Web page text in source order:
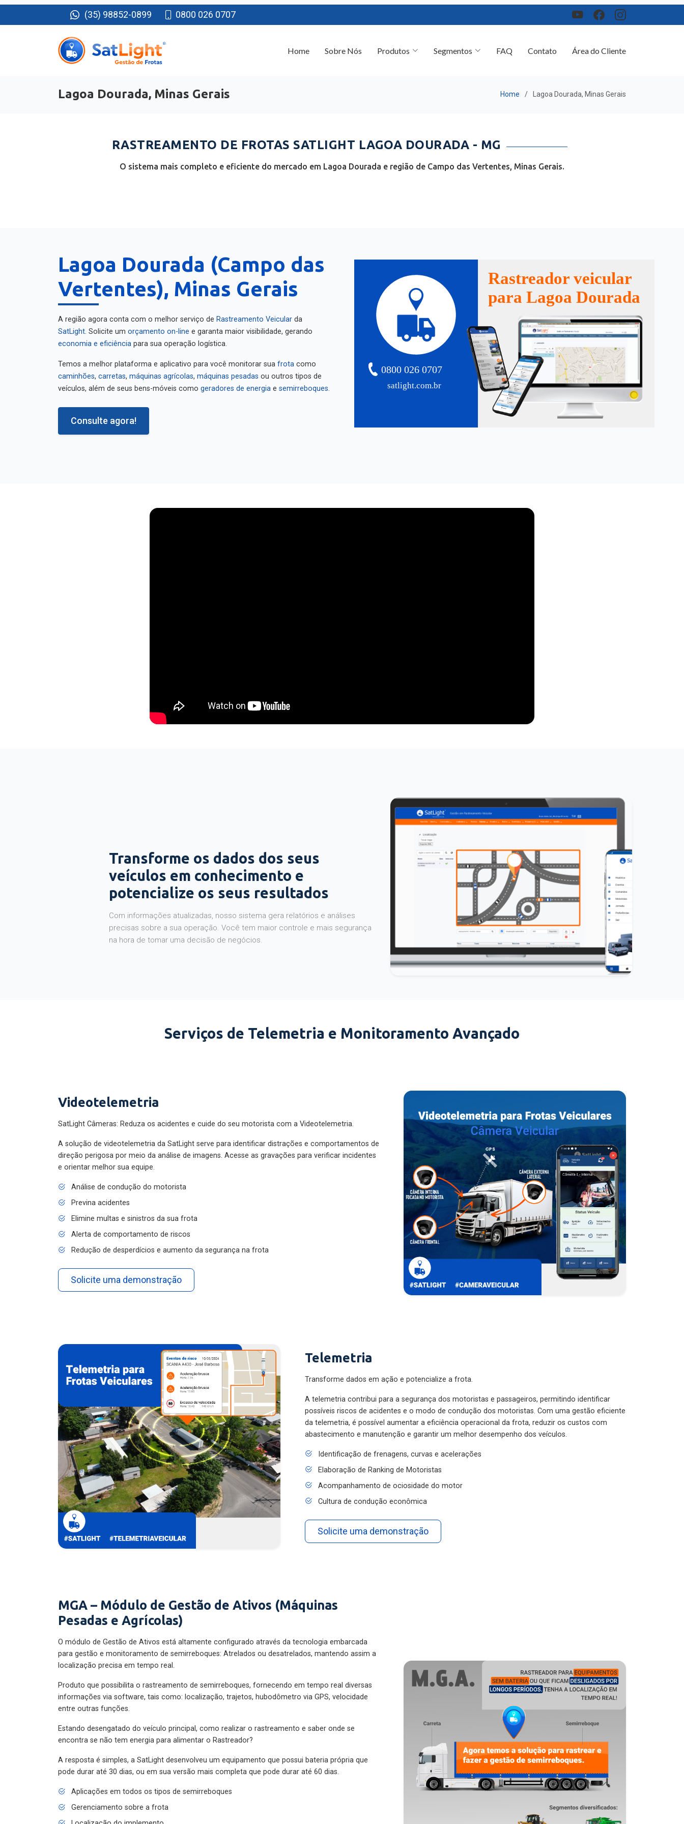
(35) 98852-0899 0800 026 0707
Área do Cliente
Lagoa Dourada, Minas Gerais Home Lagoa Dourada, Minas Gerais
RASTREAMENTO DE FROTAS SATLIGHT LAGOA DOURADA - MG
O sistema mais completo e eficiente do mercado em Lagoa Dourada e região de Campo das Vertentes, Minas Gerais.
Lagoa Dourada (Campo das
Vertentes), Minas Gerais
A região agora conta com o melhor serviço de Rastreamento Veicular da
SatLight . Solicite um orçamento on-line e garanta maior visibilidade, gerando
economia e eficiência para sua operação logística.
Temos a melhor plataforma e aplicativo para você monitorar sua frota como
caminhões carretas máquinas agrícolas máquinas pesadas ou outros tipos de
veículos, além de seus bens-móveis como geradores de energia e semirreboques
Consulte agora!
satlight.com.br
0800 026 0707
Rastreador veicular
para Lagoa Dourada
Transforme os dados dos seus
veículos em conhecimento e
potencialize os seus resultados
Com informações atualizadas, nosso sistema gera relatórios e análises
precisas sobre a sua operação. Você tem maior controle e mais segurança
na hora de tomar uma decisão de negócios.
Serviços de Telemetria e Monitoramento Avançado
Videotelemetria
SatLight Câmeras: Reduza os acidentes e cuide do seu motorista com a Videotelemetria.
A solução de videotelemetria da SatLight serve para identificar distrações e comportamentos de
direção perigosa por meio da análise de imagens. Acesse as gravações para verificar incidentes
e orientar melhor sua equipe.
Análise de condução do motorista
Previna acidentes
Elimine multas e sinistros da sua frota
Alerta de comportamento de riscos
Redução de desperdícios e aumento da segurança na frota
Solicite uma demonstração
Telemetria
Transforme dados em ação e potencialize a frota.
A telemetria contribui para a segurança dos motoristas e passageiros, permitindo identificar
possíveis riscos de acidentes e o modo de condução dos motoristas. Com uma gestão eficiente
da telemetria, é possível aumentar a eficiência operacional da frota, reduzir os custos com
abastecimento e manutenção e garantir um melhor desempenho dos veículos.
Identificação de frenagens, curvas e acelerações
Elaboração de Ranking de Motoristas
Acompanhamento de ociosidade do motor
Cultura de condução econômica
Solicite uma demonstração
MGA – Módulo de Gestão de Ativos (Máquinas
Pesadas e Agrícolas)
O módulo de Gestão de Ativos está altamente configurado através da tecnologia embarcada
para gestão e monitoramento de semirreboques: Atrelados ou desatrelados, mantendo assim a
localização precisa em tempo real.
Produto que possibilita o rastreamento de semirreboques, fornecendo em tempo real diversas
informações via software, tais como: localização, trajetos, hubodômetro via GPS, velocidade
entre outras funções.
Estando desengatado do veículo principal, como realizar o rastreamento e saber onde se
encontra se não tem energia para alimentar o Rastreador?
A resposta é simples, a SatLight desenvolveu um equipamento que possui bateria própria que
pode durar até 30 dias, ou em sua versão mais completa que pode durar até 60 dias.
Aplicações em todos os tipos de semirreboques
Gerenciamento sobre a frota
Localização do implemento